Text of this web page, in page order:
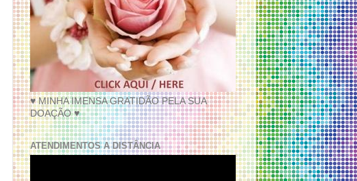
♥ MINHA IMENSA GRATIDÃO PELA SUA
DOAÇÃO ♥
ATENDIMENTOS A DISTÂNCIA